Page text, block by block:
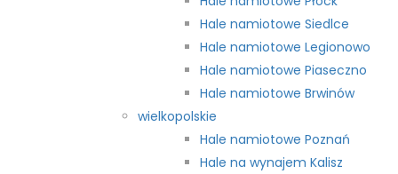
Hale namiotowe Siedlce
Hale namiotowe Legionowo
Hale namiotowe Piaseczno
Hale namiotowe Brwinów
wielkopolskie
Hale namiotowe Poznań
Hale na wynajem Kalisz